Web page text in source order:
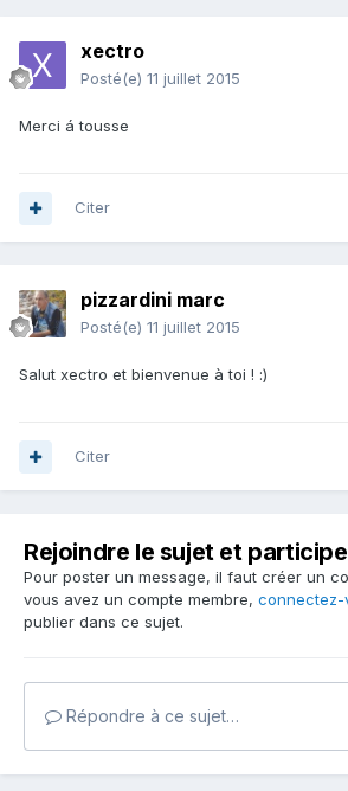
xectro
Posté(e) 11 juillet 2015
Merci á tousse
Citer
pizzardini marc
Posté(e) 11 juillet 2015
Salut xectro et bienvenue à toi ! :)
Citer
Rejoindre le sujet et
Pour poster un message, il faut créer un
vous avez un compte membre, connectez-
publier dans ce sujet.
Répondre à ce sujet…